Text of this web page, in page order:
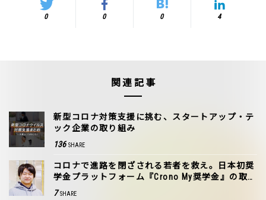
0 0 0 4
関連記事
新型コロナ対策支援に挑む、スタートアップ・テ
ック企業の取り組み
136 SHARE
コロナで進路を閉ざされる若者を救え。日本初奨
学金プラットフォーム『Crono My奨学金』の取り
組み
7 SHARE